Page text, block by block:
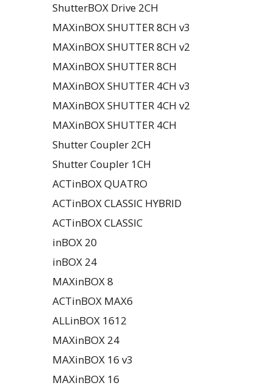
ShutterBOX Drive 2CH
MAXinBOX SHUTTER 8CH v3
MAXinBOX SHUTTER 8CH v2
MAXinBOX SHUTTER 8CH
MAXinBOX SHUTTER 4CH v3
MAXinBOX SHUTTER 4CH v2
MAXinBOX SHUTTER 4CH
Shutter Coupler 2CH
Shutter Coupler 1CH
ACTinBOX QUATRO
ACTinBOX CLASSIC HYBRID
ACTinBOX CLASSIC
inBOX 20
inBOX 24
MAXinBOX 8
ACTinBOX MAX6
ALLinBOX 1612
MAXinBOX 24
MAXinBOX 16 v3
MAXinBOX 16